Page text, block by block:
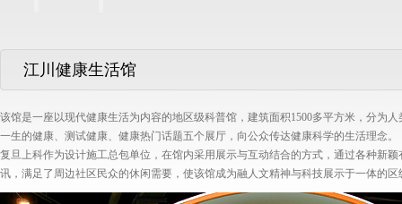
江川健康生活馆
该馆是一座以现代健康生活为内容的地区级科普馆，建筑面积1500多平方米，分为
一生的健康、测试健康、健康热门话题五个展厅，向公众传达健康科学的生活理念。
复旦上科作为设计施工总包单位，在馆内采用展示与互动结合的方式，通过各种新
讯，满足了周边社区民众的休闲需要，使该馆成为融人文精神与科技展示于一体的